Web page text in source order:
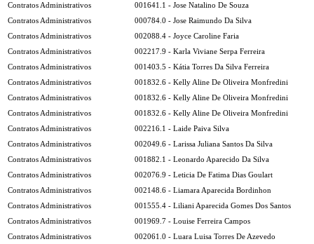
Contratos Administrativos
001641.1 - Jose Natalino De Souza
Contratos Administrativos
000784.0 - Jose Raimundo Da Silva
Contratos Administrativos
002088.4 - Joyce Caroline Faria
Contratos Administrativos
002217.9 - Karla Viviane Serpa Ferreira
Contratos Administrativos
001403.5 - Kátia Torres Da Silva Ferreira
Contratos Administrativos
001832.6 - Kelly Aline De Oliveira Monfredini
Contratos Administrativos
001832.6 - Kelly Aline De Oliveira Monfredini
Contratos Administrativos
001832.6 - Kelly Aline De Oliveira Monfredini
Contratos Administrativos
002216.1 - Laide Paiva Silva
Contratos Administrativos
002049.6 - Larissa Juliana Santos Da Silva
Contratos Administrativos
001882.1 - Leonardo Aparecido Da Silva
Contratos Administrativos
002076.9 - Leticia De Fatima Dias Goulart
Contratos Administrativos
002148.6 - Liamara Aparecida Bordinhon
Contratos Administrativos
001555.4 - Liliani Aparecida Gomes Dos Santos
Contratos Administrativos
001969.7 - Louise Ferreira Campos
Contratos Administrativos
002061.0 - Luara Luisa Torres De Azevedo